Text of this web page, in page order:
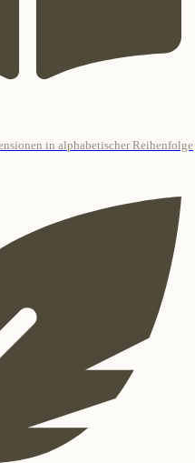
in alphabetischer Reihenfolge